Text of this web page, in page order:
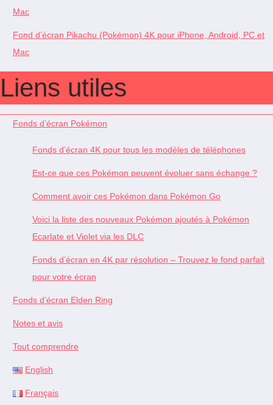
Mac
Fond d’écran Pikachu (Pokémon) 4K pour iPhone, Android, PC et
Mac
Liens utiles
Fonds d’écran Pokémon
Fonds d’écran 4K pour tous les modèles de téléphones
Est-ce que ces Pokémon peuvent évoluer sans échange ?
Comment avoir ces Pokémon dans Pokémon Go
Voici la liste des nouveaux Pokémon ajoutés à Pokémon
Ecarlate et Violet via les DLC
Fonds d’écran en 4K par résolution – Trouvez le fond parfait
pour votre écran
Fonds d’écran Elden Ring
Notes et avis
Tout comprendre
English
Français